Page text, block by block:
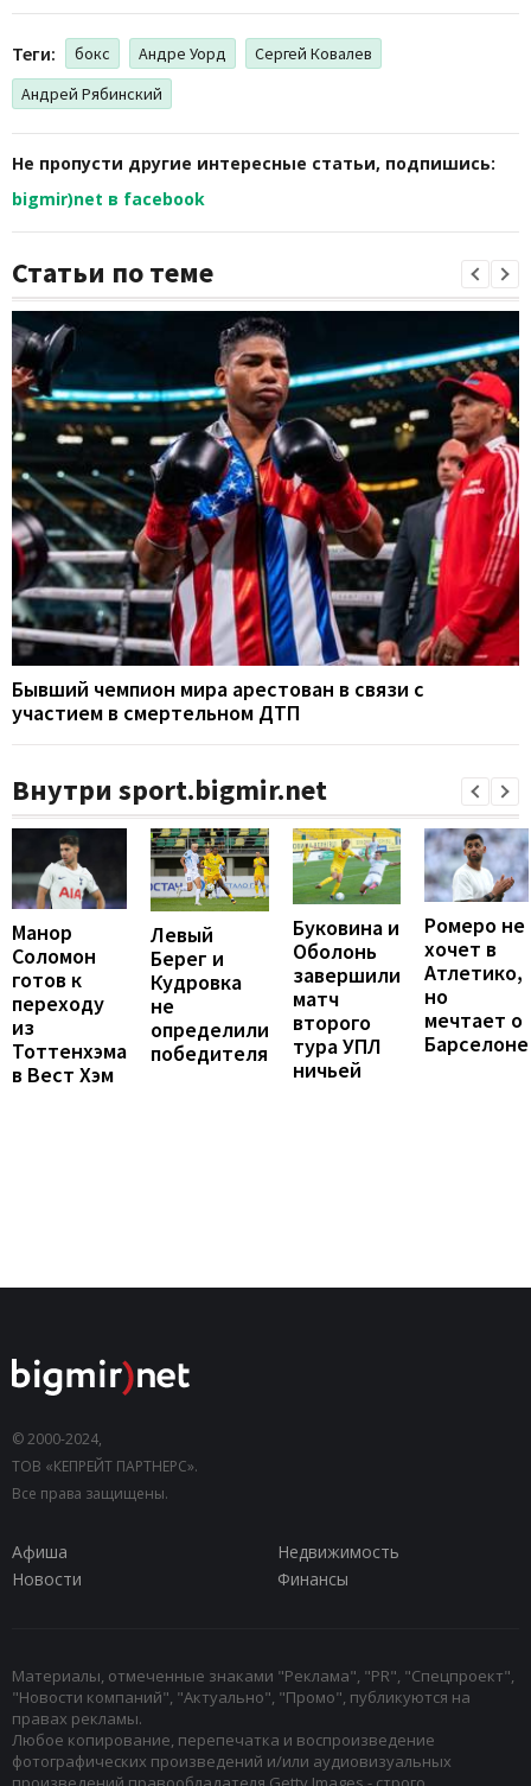
Теги: бокс Андре Уорд
Сергей Ковалев
Андрей Рябинский
Не пропусти другие интересные статьи, подпишись:
bigmir)net в facebook
Статьи по теме
Бывший чемпион мира арестован в связи с
участием в смертельном ДТП
Внутри sport.bigmir.net
Манор
Соломон
готов к
переходу
из
Тоттенхэма
в Вест Хэм
Левый
Берег и
Кудровка
не
определили
победителя
Буковина и
Оболонь
завершили
матч
второго
тура УПЛ
ничьей
Ромеро не
хочет в
Атлетико,
но
мечтает о
Барселоне
© 2000-2024,
ТОВ «КЕПРЕЙТ ПАРТНЕРС».
Все права защищены.
Афиша
Недвижимость
Новости
Финансы
Материалы, отмеченные знаками "Реклама", "PR", "Спецпроект",
"Новости компаний", "Актуально", "Промо", публикуются на
правах рекламы.
Любое копирование, перепечатка и воспроизведение
фотографических произведений и/или аудиовизуальных